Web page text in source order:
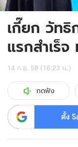
เกี๊ยก วัท
แรกสำเร็
14 ก.ย. 58 (16:23 น.)
กดฟัง
ตั้ง